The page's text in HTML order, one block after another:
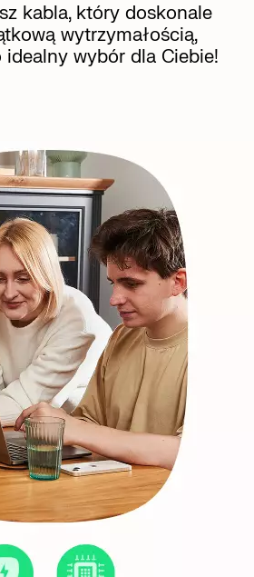
kabla, który doskonale
wytrzymałością,
idealny wybór dla Ciebie!